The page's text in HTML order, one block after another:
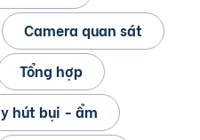
Camera quan sát
Tổng hợp
hút bụi - ẩm